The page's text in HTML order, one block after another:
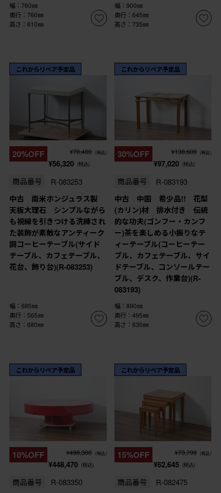
幅：760㎜
奥行：760㎜
高さ：610㎜
幅：900㎜
奥行：645㎜
高さ：735㎜
これからリペア予定品
20%OFF ¥70,400 (税込)
¥56,320 (税込)
商品番号 R-083253
中古 南米ホンジュラス製
天板大理石 シンプルながら
も視線を引きつける洗練され
た装飾が素敵なアンティーク
調コーヒーテーブル(サイド
テーブル、カフェテーブル、
花台、飾り台)(R-083253)
幅：685㎜
奥行：565㎜
高さ：680㎜
これからリペア予定品
30%OFF ¥138,600 (税込)
¥97,020 (税込)
商品番号 R-083193
中古 中国 希少品!! 花梨
(カリン)材 排水付き 伝統
的な功夫(ゴンフー・カンフ
ー)茶を楽しめる小振りなテ
ィーテーブル(コーヒーテー
ブル、カフェテーブル、サイ
ドテーブル、コンソールテー
ブル、デスク、作業台)(R-
083193)
幅：890㎜
奥行：495㎜
高さ：630㎜
これからリペア予定品
10%OFF ¥498,300 (税込)
¥448,470 (税込)
商品番号 R-083350
これからリペア予定品
15%OFF ¥73,700 (税込)
¥62,645 (税込)
商品番号 R-082475